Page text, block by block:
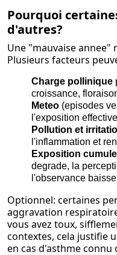
Pourquoi
d'autres?
Une "mauvaise annee"
Plusieurs facteurs
Charge pollinique
croissance,
Meteo (episodes
l'exposition
Pollution et
l'inflammation et
Exposition
degrade, la
l'observance
Optionnel: certaines
aggravation
vous avez toux,
contextes, cela justifie
en cas d'asthme connu